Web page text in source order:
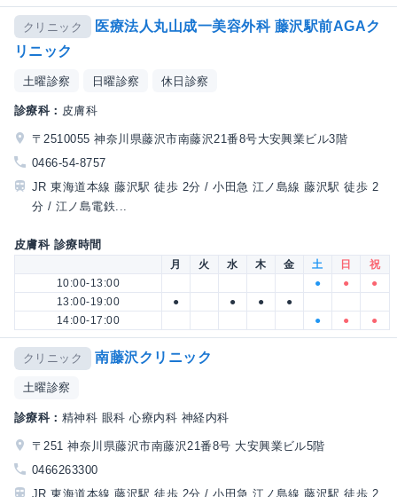
クリニック
医療法人丸山成一美容外科 藤沢駅前AGAク
リニック
土曜診察 日曜診察 休日診察
診療科： 皮膚科
〒2510055 神奈川県藤沢市南藤沢21番8号大安興業ビル3階
0466-54-8757
JR 東海道本線 藤沢駅 徒歩 2分 / 小田急 江ノ島線 藤沢駅 徒歩 2
分 / 江ノ島電鉄...
皮膚科 診療時間
月 火 水 木 金 土 日
祝
10:00-13:00
● ●
●
13:00-19:00
● ● ●
●
14:00-17:00
● ● ●
クリニック 南藤沢クリニック
土曜診察
診療科： 精神科 眼科 心療内科 神経内科
〒251 神奈川県藤沢市南藤沢21番8号 大安興業ビル5階
0466263300
JR 東海道本線 藤沢駅 徒歩 2分 / 小田急 江ノ島線 藤沢駅 徒歩 2